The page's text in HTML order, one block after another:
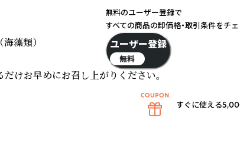
藻類）
けお早めにお召し上がりください。
無料のユーザー登録で
すべての商品の卸価格・取引条件をチェ
ユーザー登録
無料
すぐに使える